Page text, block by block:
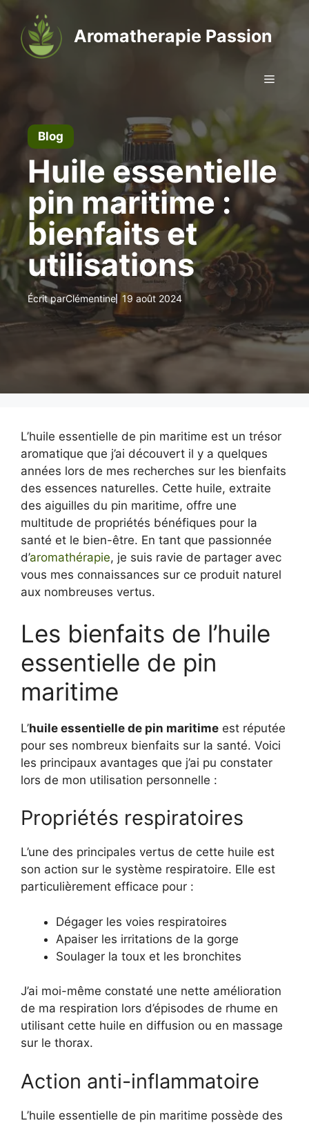
contenu
Aromatherapie Passion
Menu
Blog
Huile essentielle
pin maritime :
bienfaits et
utilisations
Écrit parClémentine 19 août 2024
L’huile essentielle de pin maritime est un trésor
aromatique que j’ai découvert il y a quelques
années lors de mes recherches sur les bienfaits
des essences naturelles. Cette huile, extraite
des aiguilles du pin maritime, offre une
multitude de propriétés bénéfiques pour la
santé et le bien-être. En tant que passionnée
d’aromathérapie, je suis ravie de partager avec
vous mes connaissances sur ce produit naturel
aux nombreuses vertus.
Les bienfaits de l’huile
essentielle de pin
maritime
L’huile essentielle de pin maritime est réputée
pour ses nombreux bienfaits sur la santé. Voici
les principaux avantages que j’ai pu constater
lors de mon utilisation personnelle :
Propriétés respiratoires
L’une des principales vertus de cette huile est
son action sur le système respiratoire. Elle est
particulièrement efficace pour :
Dégager les voies respiratoires
Apaiser les irritations de la gorge
Soulager la toux et les bronchites
J’ai moi-même constaté une nette amélioration
de ma respiration lors d’épisodes de rhume en
utilisant cette huile en diffusion ou en massage
sur le thorax.
Action anti-inflammatoire
L’huile essentielle de pin maritime possède des